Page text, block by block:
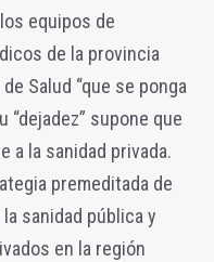
equipos de
de la provincia
Salud “que se ponga
“dejadez” supone que
a la sanidad privada.
premeditada de
sanidad pública y
en la región